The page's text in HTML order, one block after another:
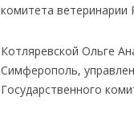
комитета ветеринарии
Котляревской Ольге
Симферополь,
Государственного